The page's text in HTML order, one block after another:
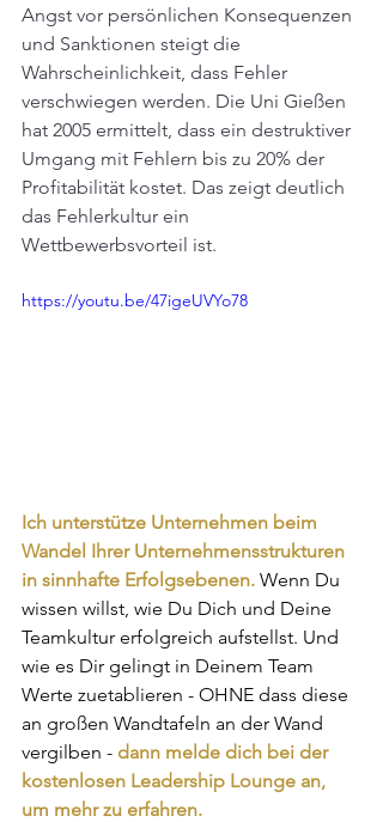
Angst vor persönlichen Konsequenzen
und Sanktionen steigt die
Wahrscheinlichkeit, dass Fehler
verschwiegen werden. Die Uni Gießen
hat 2005 ermittelt, dass ein destruktiver
Umgang mit Fehlern bis zu 20% der
Profitabilität kostet. Das zeigt deutlich
das Fehlerkultur ein
Wettbewerbsvorteil ist.
https://youtu.be/47igeUVYo78
Ich unterstütze Unternehmen beim
Wandel Ihrer Unternehmensstrukturen
in sinnhafte Erfolgsebenen. Wenn Du
wissen willst, wie Du Dich und Deine
Teamkultur erfolgreich aufstellst. Und
wie es Dir gelingt in Deinem Team
Werte zuetablieren - OHNE dass diese
an großen Wandtafeln an der Wand
vergilben - dann melde dich bei der
kostenlosen Leadership Lounge an,
um mehr zu erfahren.